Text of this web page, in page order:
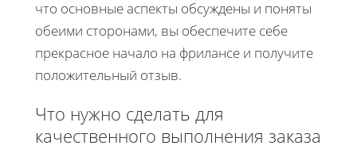
что основные аспекты обсуждены и поняты
обеими сторонами, вы обеспечите себе
прекрасное начало на фрилансе и получите
положительный отзыв.
Что нужно сделать для
качественного выполнения заказа